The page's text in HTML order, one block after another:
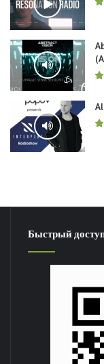
Быстрый